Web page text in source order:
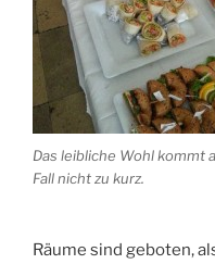
Das leibliche Wohl kommt
Fall nicht zu kurz.
Räume sind geboten,